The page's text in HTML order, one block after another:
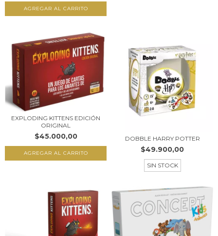
EXPLODING KITTENS EDICIÓN
ORIGINAL
$45.000,00 DOBBLE HARRY POTTER
$49.900,00
SIN STOCK